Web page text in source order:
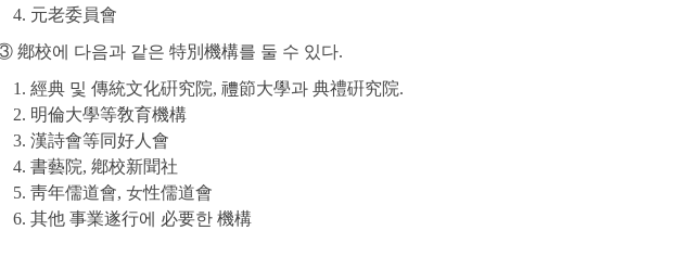
4. 元老委員會
鄕校에 다음과 같은 特別機構를 둘 수 있다.
1. 經典 및 傳統文化硏究院, 禮節大學과 典禮硏究院.
2. 明倫大學等敎育機構
3. 漢詩會等同好人會
4. 書藝院, 鄕校新聞社
5. 靑年儒道會, 女性儒道會
6. 其他 事業遂行에 必要한 機構